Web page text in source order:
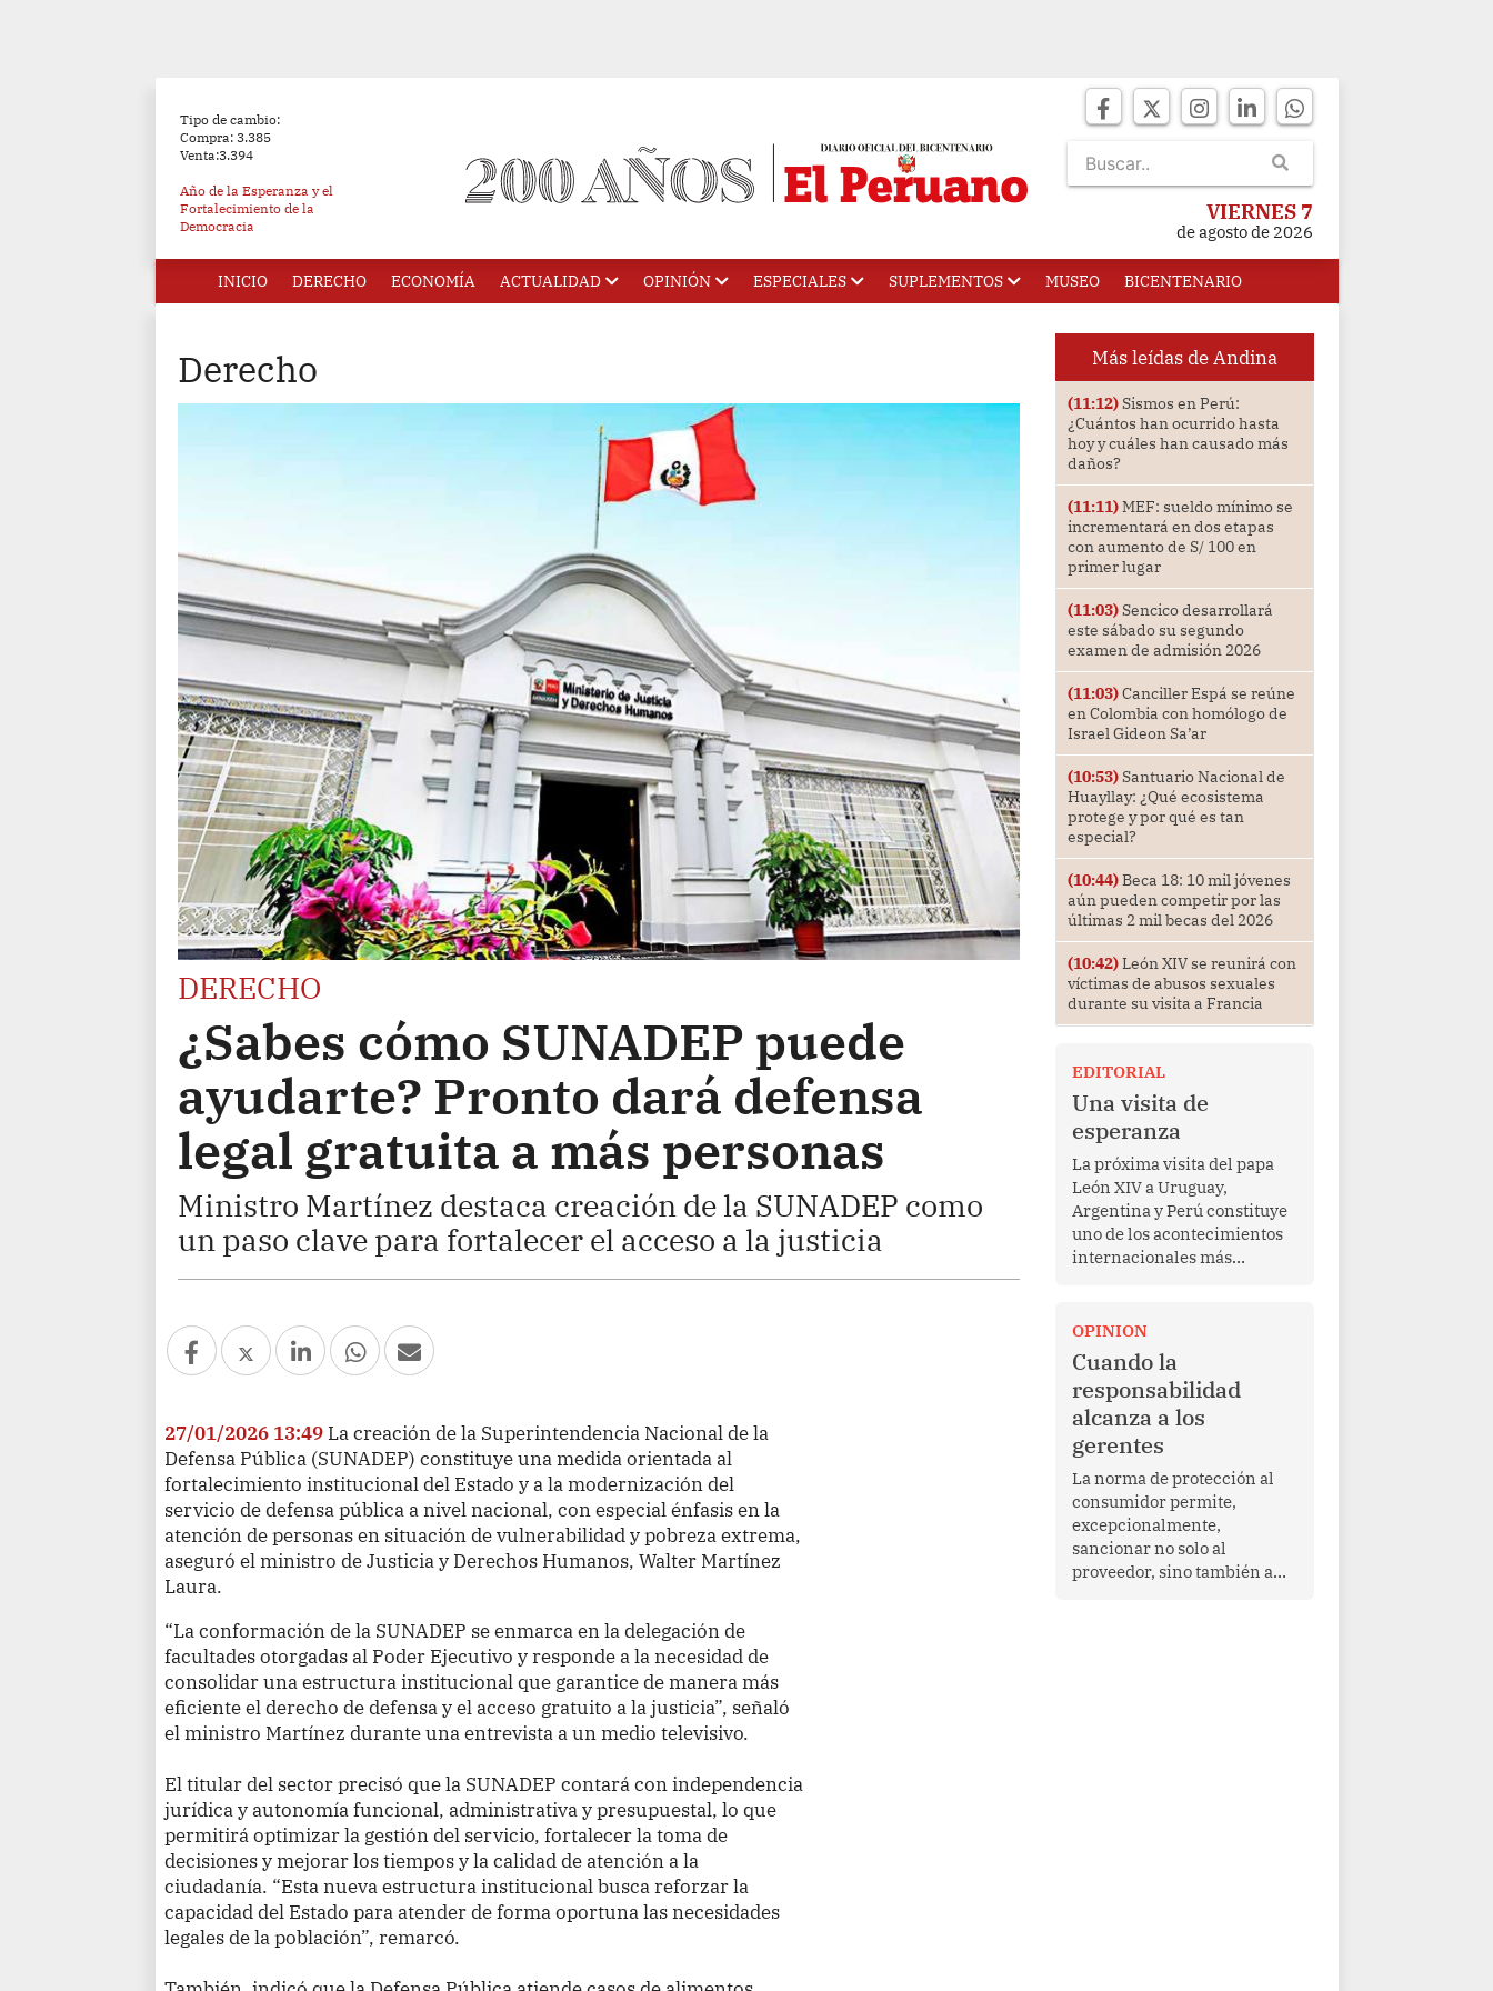
Tipo de cambio:
Compra: 3.385
Venta:3.394
Año de la Esperanza y el
Fortalecimiento de la
Democracia
VIERNES 7
de agosto de 2026
INICIO DERECHO ECONOMÍA ACTUALIDAD OPINIÓN ESPECIALES SUPLEMENTOS MUSEO BICENTENARIO
Derecho
DERECHO
¿Sabes cómo SUNADEP puede
ayudarte? Pronto dará defensa
legal gratuita a más personas
Ministro Martínez destaca creación de la SUNADEP como
un paso clave para fortalecer el acceso a la justicia
27/01/2026 13:49 La creación de la Superintendencia Nacional de la
Defensa Pública (SUNADEP) constituye una medida orientada al
fortalecimiento institucional del Estado y a la modernización del
servicio de defensa pública a nivel nacional, con especial énfasis en la
atención de personas en situación de vulnerabilidad y pobreza extrema,
aseguró el ministro de Justicia y Derechos Humanos, Walter Martínez
Laura.
“La conformación de la SUNADEP se enmarca en la delegación de
facultades otorgadas al Poder Ejecutivo y responde a la necesidad de
consolidar una estructura institucional que garantice de manera más
eficiente el derecho de defensa y el acceso gratuito a la justicia”, señaló
el ministro Martínez durante una entrevista a un medio televisivo.
El titular del sector precisó que la SUNADEP contará con independencia
jurídica y autonomía funcional, administrativa y presupuestal, lo que
permitirá optimizar la gestión del servicio, fortalecer la toma de
decisiones y mejorar los tiempos y la calidad de atención a la
ciudadanía. “Esta nueva estructura institucional busca reforzar la
capacidad del Estado para atender de forma oportuna las necesidades
legales de la población”, remarcó.
Más leídas de Andina
(11:12)Sismos en Perú:
¿Cuántos han ocurrido hasta
hoy y cuáles han causado más
daños?
(11:11)MEF: sueldo mínimo se
incrementará en dos etapas
con aumento de S/ 100 en
primer lugar
(11:03)Sencico desarrollará
este sábado su segundo
examen de admisión 2026
(11:03)Canciller Espá se reúne
en Colombia con homólogo de
Israel Gideon Sa’ar
(10:53)Santuario Nacional de
Huayllay: ¿Qué ecosistema
protege y por qué es tan
especial?
(10:44)Beca 18: 10 mil jóvenes
aún pueden competir por las
últimas 2 mil becas del 2026
(10:42)León XIV se reunirá con
víctimas de abusos sexuales
durante su visita a Francia
EDITORIAL
Una visita de
esperanza
La próxima visita del papa
León XIV a Uruguay,
Argentina y Perú constituye
uno de los acontecimientos
internacionales más
Más allá de su dimensión
religiosa, esta gira
representa una oportunidad
para reafirmar el valor del
diálogo, fortalecer los
vínculos entre los pueblos y
proyectar una imagen de
cooperación en una región
que enfrenta desafíos en
materia de desarrollo,
cohesión social y
gobernabilidad.
OPINION
Cuando la
responsabilidad
alcanza a los
gerentes
La norma de protección al
consumidor permite,
excepcionalmente,
sancionar no solo al
proveedor, sino también a